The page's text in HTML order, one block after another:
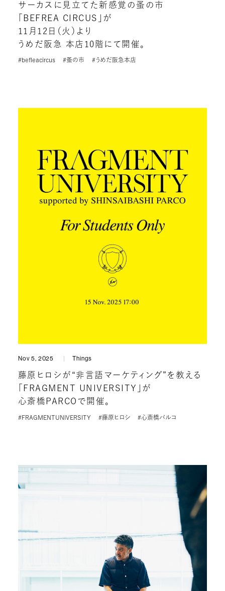
サーカスに見立てた新感覚の蚤の市
「BEFREA CIRCUS」が
11月12日（火）より
うめだ阪急 本店10階にて開催。
#befleacircus #蚤の市 #うめだ阪急本店
Nov 5, 2025 Things
藤原ヒロシが“非言語マーケティング”を教える
「FRAGMENT UNIVERSITY」が
心斎橋PARCOで開催。
#FRAGMENTUNIVERSITY #藤原ヒロシ #心斎橋パルコ